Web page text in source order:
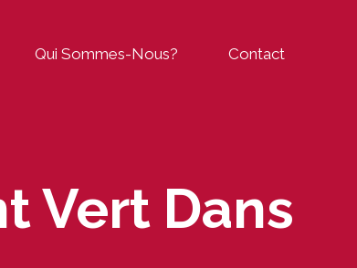
Qui Sommes-Nous? Contact
Vert Dans